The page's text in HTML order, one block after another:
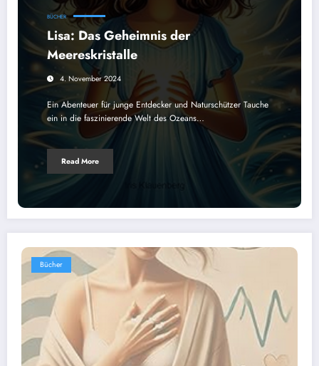
BÜCHER
Lisa: Das Geheimnis der
Meereskristalle
4. November 2024
Ein Abenteuer für junge Entdecker und Naturschützer Tauche
ein in die faszinierende Welt des Ozeans…
Read More
Bücher